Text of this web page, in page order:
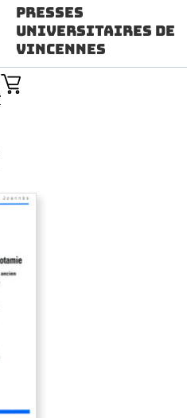
Presses
Universitaires de
Vincennes